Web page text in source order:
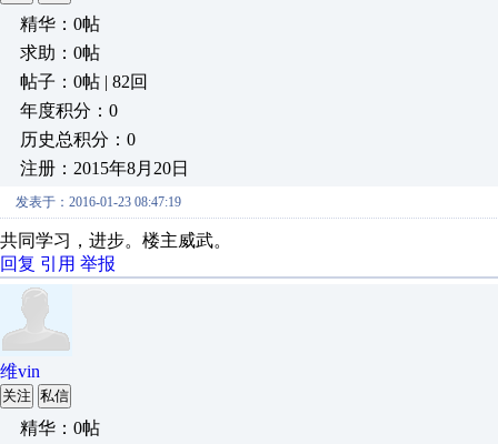
精华：0帖
求助：0帖
帖子：0帖 | 82回
年度积分：0
历史总积分：0
注册：2015年8月20日
发表于：2016-01-23 08:47:19
共同学习，进步。楼主威武。
回复 引用 举报
维vin
关注 私信
精华：0帖